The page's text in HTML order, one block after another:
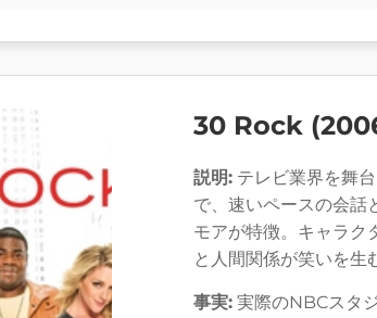
30 Rock
説明: テレビ業界を舞
で、速いペースの会話
モアが特徴。キャラク
と人間関係が笑いを生
事実: 実際のNBCスタ